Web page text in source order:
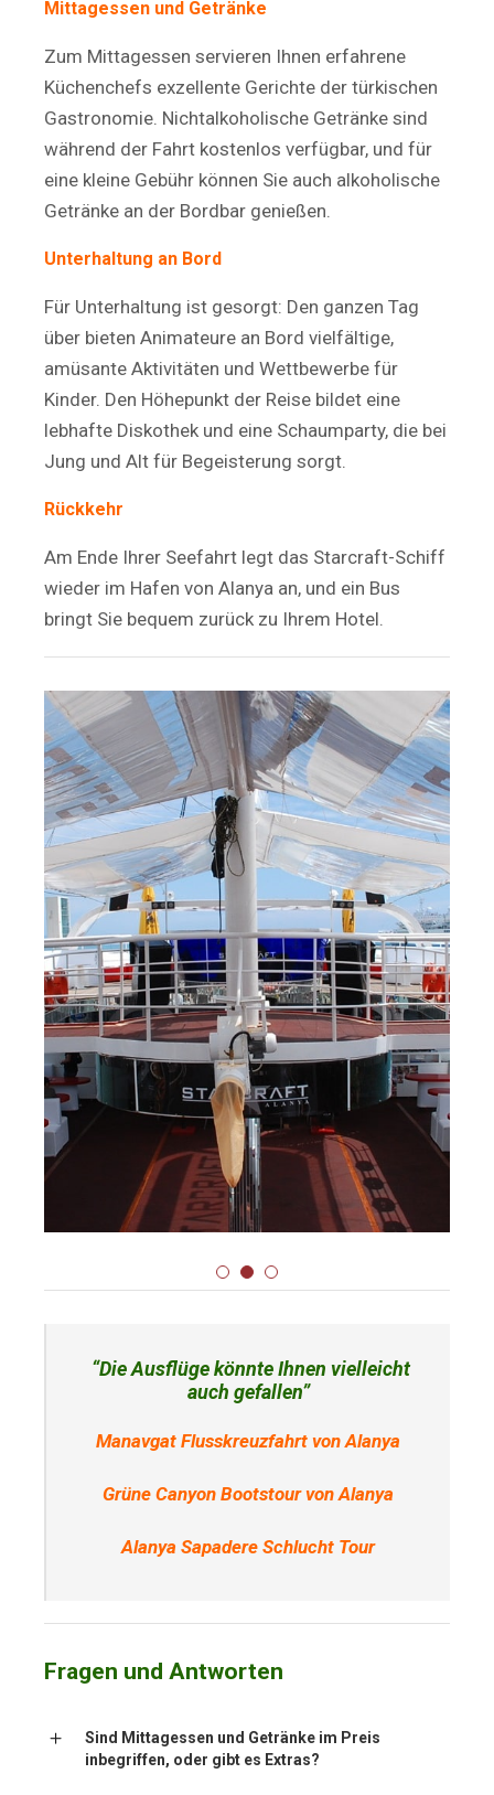
Mittagessen und Getränke
Zum Mittagessen servieren Ihnen erfahrene
Küchenchefs exzellente Gerichte der türkischen
Gastronomie. Nichtalkoholische Getränke sind
während der Fahrt kostenlos verfügbar, und für
eine kleine Gebühr können Sie auch alkoholische
Getränke an der Bordbar genießen.
Unterhaltung an Bord
Für Unterhaltung ist gesorgt: Den ganzen Tag
über bieten Animateure an Bord vielfältige,
amüsante Aktivitäten und Wettbewerbe für
Kinder. Den Höhepunkt der Reise bildet eine
lebhafte Diskothek und eine Schaumparty, die bei
Jung und Alt für Begeisterung sorgt.
Rückkehr
Am Ende Ihrer Seefahrt legt das Starcraft-Schiff
wieder im Hafen von Alanya an, und ein Bus
bringt Sie bequem zurück zu Ihrem Hotel.
“Die Ausflüge könnte Ihnen vielleicht
auch gefallen”
Manavgat Flusskreuzfahrt von Alanya
Grüne Canyon Bootstour von Alanya
Alanya Sapadere Schlucht Tour
Fragen und Antworten
Sind Mittagessen und Getränke im Preis
inbegriffen, oder gibt es Extras?